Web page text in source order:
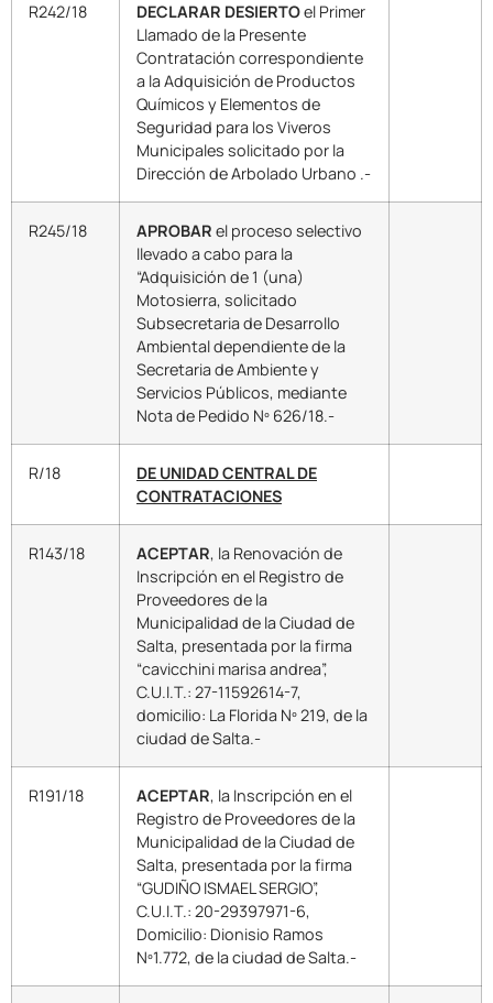
R242/18 DECLARAR DESIERTOel Primer
Llamado de la Presente
Contratación correspondiente
a la Adquisición de Productos
Químicos y Elementos de
Seguridad para los Viveros
Municipales solicitado por la
Dirección de Arbolado Urbano .-
R245/18 APROBAR el proceso selectivo
llevado a cabo para la
“Adquisición de 1 (una)
Motosierra, solicitado
Subsecretaria de Desarrollo
Ambiental dependiente de la
Secretaria de Ambiente y
Servicios Públicos, mediante
Nota de Pedido Nº 626/18.-
R/18
DE UNIDAD CENTRAL DE
CONTRATACIONES
R143/18 ACEPTAR, la Renovación de
Inscripción en el Registro de
Proveedores de la
Municipalidad de la Ciudad de
Salta, presentada por la firma
“cavicchini marisa andrea”,
C.U.I.T.: 27-11592614-7,
domicilio: La Florida Nº 219, de la
ciudad de Salta.-
R191/18 ACEPTAR, la Inscripción en el
Registro de Proveedores de la
Municipalidad de la Ciudad de
Salta, presentada por la firma
“GUDIÑO ISMAEL SERGIO”,
C.U.I.T.: 20-29397971-6,
Domicilio: Dionisio Ramos
Nº1.772, de la ciudad de Salta.-